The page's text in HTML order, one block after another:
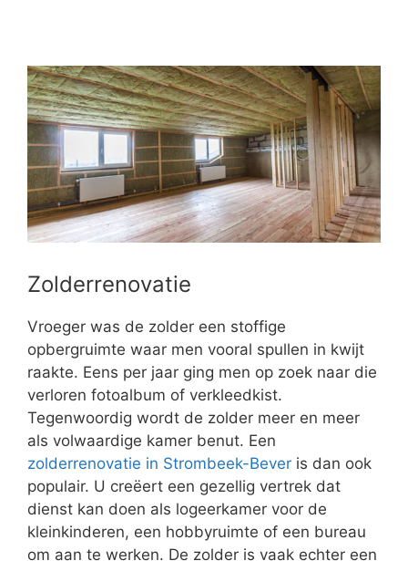
Zolderrenovatie
Vroeger was de zolder een stoffige
opbergruimte waar men vooral spullen in kwijt
raakte. Eens per jaar ging men op zoek naar die
verloren fotoalbum of verkleedkist.
Tegenwoordig wordt de zolder meer en meer
als volwaardige kamer benut. Een
zolderrenovatie in Strombeek-Bever is dan ook
populair. U creëert een gezellig vertrek dat
dienst kan doen als logeerkamer voor de
kleinkinderen, een hobbyruimte of een bureau
om aan te werken. De zolder is vaak echter een